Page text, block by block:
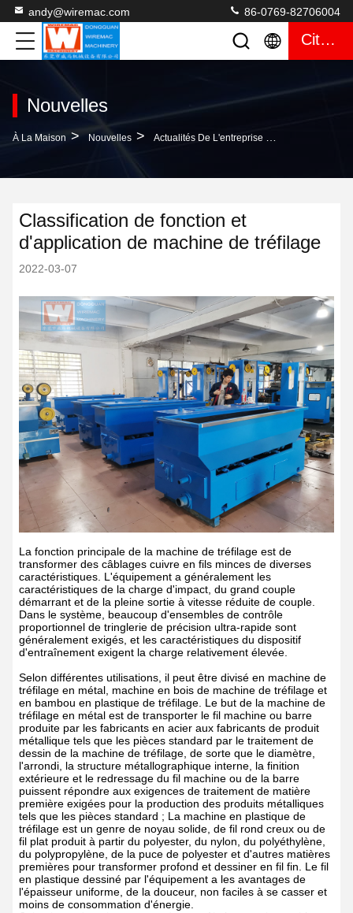
andy@wiremac.com 86-0769-82706004
Citation
Nouvelles
À La Maison > Nouvelles > Actualités De L'entreprise Classification De Fonction Et D'application De Machine De Tréfilage
Classification de fonction et
d'application de machine de tréfilage
2022-03-07
La fonction principale de la machine de tréfilage est de
transformer des câblages cuivre en fils minces de diverses
caractéristiques. L'équipement a généralement les
caractéristiques de la charge d'impact, du grand couple
démarrant et de la pleine sortie à vitesse réduite de couple.
Dans le système, beaucoup d'ensembles de contrôle
proportionnel de tringlerie de précision ultra-rapide sont
généralement exigés, et les caractéristiques du dispositif
d'entraînement exigent la charge relativement élevée.
Selon différentes utilisations, il peut être divisé en machine de
tréfilage en métal, machine en bois de machine de tréfilage et
en bambou en plastique de tréfilage. Le but de la machine de
tréfilage en métal est de transporter le fil machine ou barre
produite par les fabricants en acier aux fabricants de produit
métallique tels que les pièces standard par le traitement de
dessin de la machine de tréfilage, de sorte que le diamètre,
l'arrondi, la structure métallographique interne, la finition
extérieure et le redressage du fil machine ou de la barre
puissent répondre aux exigences de traitement de matière
première exigées pour la production des produits métalliques
tels que les pièces standard ; La machine en plastique de
tréfilage est un genre de noyau solide, de fil rond creux ou de
fil plat produit à partir du polyester, du nylon, du polyéthylène,
du polypropylène, de la puce de polyester et d'autres matières
premières pour transformer profond et dessiner en fil fin. Le fil
en plastique dessiné par l'équipement a les avantages de
l'épaisseur uniforme, de la douceur, non faciles à se casser et
moins de consommation d'énergie.